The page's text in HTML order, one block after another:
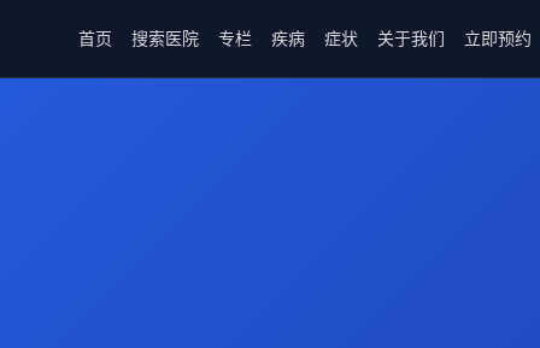
首页 搜索医院 专栏 疾病 症状 关于我们 立即预约